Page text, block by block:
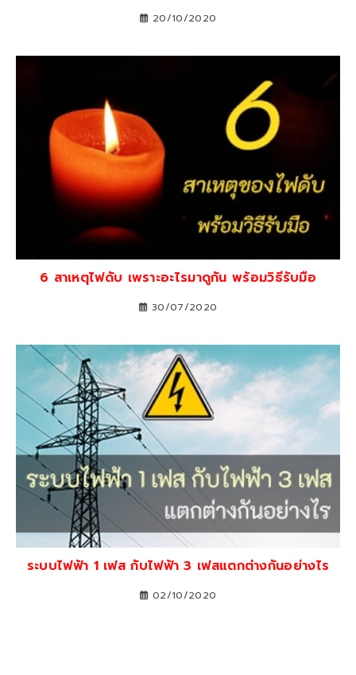
20/10/2020
6 สาเหตุไฟดับ เพราะอะไรมาดูกัน พร้อมวิธีรับมือ
30/07/2020
ระบบไฟฟ้า 1 เฟส กับไฟฟ้า 3 เฟสแตกต่างกันอย่างไร
02/10/2020